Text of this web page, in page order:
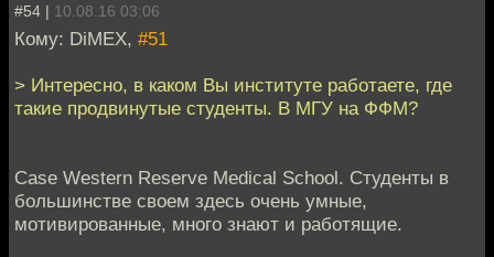
#54 | 10.08.16 03:06
Кому: DiMEX, #51
> Интересно, в каком Вы институте работаете, где
такие продвинутые студенты. В МГУ на ФФМ?
Case Western Reserve Medical School. Студенты в
большинстве своем здесь очень умные,
мотивированные, много знают и работящие.